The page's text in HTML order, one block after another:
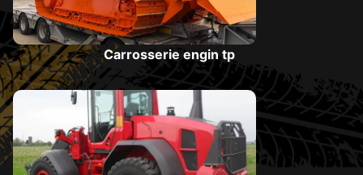
Carrosserie engin tp